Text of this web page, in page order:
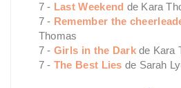
7 - Last Weekend de Kara
7 - Remember the
Thomas
7 - Girls in the Dark de Kara
7 - The Best Lies de Sarah